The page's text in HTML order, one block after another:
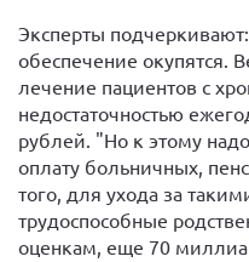
Эксперты
обеспечение окупятся.
лечение пациентов с
недостаточностью
рублей. "Но к этому
оплату больничных,
того, для ухода за
трудоспособные
оценкам, еще 70